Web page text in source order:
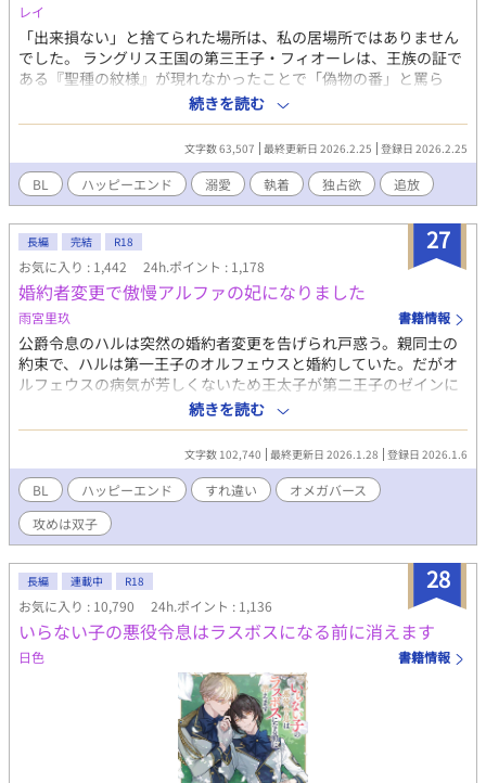
レイ
「出来損ない」と捨てられた場所は、私の居場所ではありません
でした。 ラングリス王国の第三王子・フィオーレは、王族の証で
ある『聖種の紋様』が現れなかったことで「偽物の番」と罵ら
れ、雪降る国境へと追放される。 死を覚悟した彼の前に現れたの
は、隣国アイゼン帝国の「冷徹皇帝」ヴォルフラムだった。
続きを読む
文字数 63,507 最終更新日 2026.2.25 登録日 2026.2.25
BL ハッピーエンド 溺愛 執着 独占欲 追放
27
長編 完結 R18
お気に入り : 1,442 24h.ポイント : 1,178
婚約者変更で傲慢アルファの妃になりました
雨宮里玖 書籍情報
公爵令息のハルは突然の婚約者変更を告げられ戸惑う。親同士の
約束で、ハルは第一王子のオルフェウスと婚約していた。だがオ
ルフェウスの病気が芳しくないため王太子が第二王子のゼインに
変更となり、それに伴ってハルの婚約者も変更になったのだ。 昔
は一緒に仲良く遊んだはずなのに、無愛想で冷たいゼインはハル
のことを嫌っている。穏やかで優しいオルフェウスから、冷酷な
ゼインに婚約者が変わると聞いてハルは涙する。それでも家のた
めに役に立ちたい、王太子妃としてゼインを一途に愛し、尽くし
たいと運命を受け入れる覚悟をする。 婚礼式のときからハルに冷
たく傲慢な態度のゼイン。ハルは負けじと王太子妃としての役割
を果たすべくゼインに迫る。初夜のとき「抱いてください」とゼ
インに色仕掛けをするが「お前を抱く気はない」とゼインに一蹴
されてしまう——。
続きを読む
文字数 102,740 最終更新日 2026.1.28 登録日 2026.1.6
BL ハッピーエンド すれ違い
オメガバース
攻めは双子
28
長編 連載中 R18
お気に入り : 10,790 24h.ポイント : 1,136
いらない子の悪役令息はラスボスになる前に消えます
日色 書籍情報